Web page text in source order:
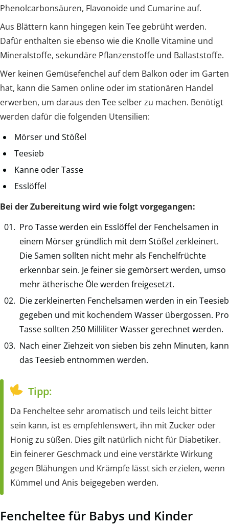
Phenolcarbonsäuren, Flavonoide und Cumarine auf.
Aus Blättern kann hingegen kein Tee gebrüht werden.
Dafür enthalten sie ebenso wie die Knolle Vitamine und
Mineralstoffe, sekundäre Pflanzenstoffe und Ballaststoffe.
Wer keinen Gemüsefenchel auf dem Balkon oder im Garten
hat, kann die Samen online oder im stationären Handel
erwerben, um daraus den Tee selber zu machen. Benötigt
werden dafür die folgenden Utensilien:
Mörser und Stößel
Teesieb
Kanne oder Tasse
Esslöffel
Bei der Zubereitung wird wie folgt vorgegangen:
Pro Tasse werden ein Esslöffel der Fenchelsamen in
einem Mörser gründlich mit dem Stößel zerkleinert.
Die Samen sollten nicht mehr als Fenchelfrüchte
erkennbar sein. Je feiner sie gemörsert werden, umso
mehr ätherische Öle werden freigesetzt.
Die zerkleinerten Fenchelsamen werden in ein Teesieb
gegeben und mit kochendem Wasser übergossen. Pro
Tasse sollten 250 Milliliter Wasser gerechnet werden.
Nach einer Ziehzeit von sieben bis zehn Minuten, kann
das Teesieb entnommen werden.
Tipp:
Da Fencheltee sehr aromatisch und teils leicht bitter
sein kann, ist es empfehlenswert, ihn mit Zucker oder
Honig zu süßen. Dies gilt natürlich nicht für Diabetiker.
Ein feinerer Geschmack und eine verstärkte Wirkung
gegen Blähungen und Krämpfe lässt sich erzielen, wenn
Kümmel und Anis beigegeben werden.
Fencheltee für Babys und Kinder